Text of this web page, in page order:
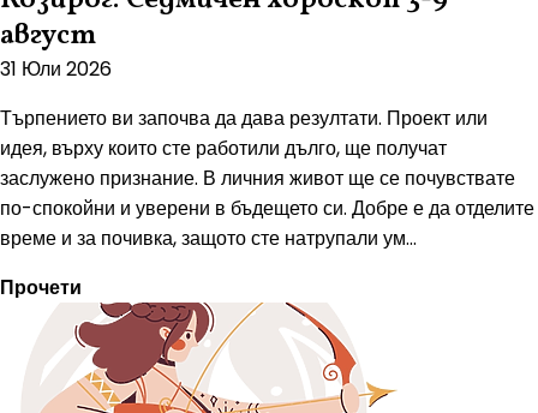
август
31 Юли 2026
Търпението ви започва да дава резултати. Проект или
идея, върху които сте работили дълго, ще получат
заслужено признание. В личния живот ще се почувствате
по-спокойни и уверени в бъдещето си. Добре е да отделите
време и за почивка, защото сте натрупали ум...
Прочети